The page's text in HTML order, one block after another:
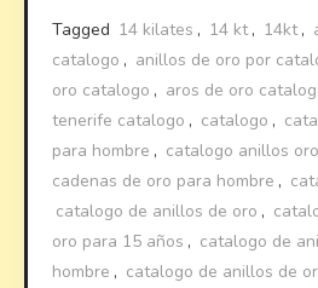
Tagged 14 kilates , 14 kt, 14kt,
catalogo , anillos de oro por
oro catalogo , aros de oro
tenerife catalogo , catalogo ,
para hombre , catalogo anillos oro
cadenas de oro para hombre ,
catalogo de anillos de oro ,
oro para 15 años , catalogo de
hombre , catalogo de anillos de